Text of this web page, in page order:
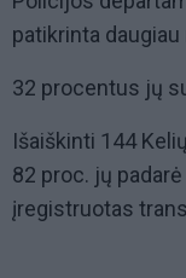
patikrinta
32 procentus jų
Išaiškinti 144
82 proc. jų
įregistruotas